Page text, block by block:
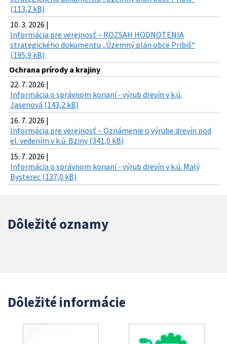
(113,2 kB)
10. 3. 2026 |
Informácia pre verejnosť – ROZSAH HODNOTENIA
strategického dokumentu „Územný plán obce Pribiš“
(195,9 kB)
Ochrana prírody a krajiny
22. 7. 2026 |
Informácia o správnom konaní - výrub drevín v k.ú.
Jasenová (143,2 kB)
16. 7. 2026 |
Informácia pre verejnosť – Oznámenie o výrube drevín pod
el. vedením v k.ú. Bziny (341,0 kB)
15. 7. 2026 |
Informácia o správnom konaní - výrub drevín v k.ú. Malý
Bysterec (137,0 kB)
Dôležité oznamy
Dôležité informácie